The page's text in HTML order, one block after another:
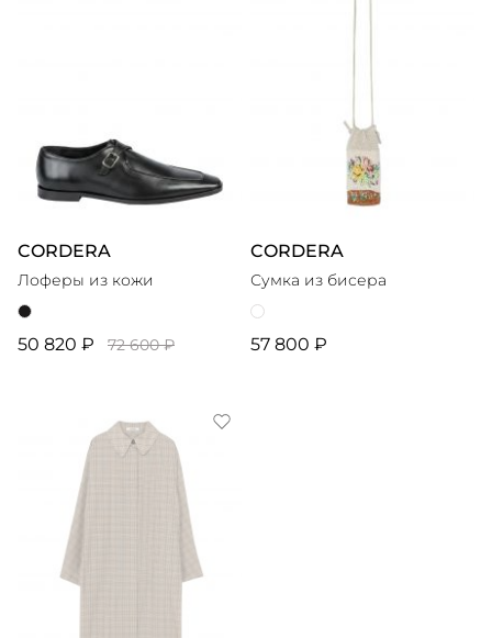
CORDERA
Лоферы из кожи
50 820 ₽ 72 600 ₽
CORDERA
Сумка из бисера
57 800 ₽